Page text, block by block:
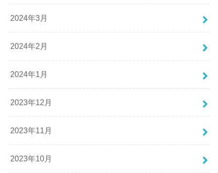
2024年3月
2024年2月
2024年1月
2023年12月
2023年11月
2023年10月